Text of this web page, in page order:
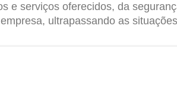
e serviços oferecidos, da
ultrapassando as